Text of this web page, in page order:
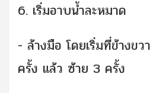
6. เริ่มอาบน้ำละหมาด
- ล้างมือ โดยเริ่มที่ข้างข
ครั้ง แล้ว ซ้าย 3 ครั้ง